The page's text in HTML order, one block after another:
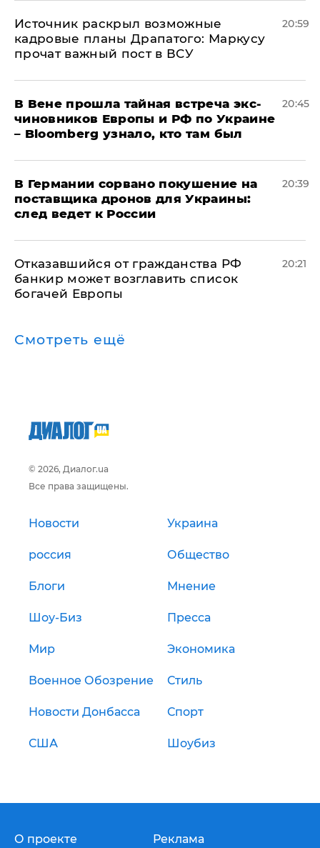
​Источник раскрыл возможные
кадровые планы Драпатого: Маркусу
прочат важный пост в ВСУ
20:59
В Вене прошла тайная встреча экс-
чиновников Европы и РФ по Украине
– Bloomberg узнало, кто там был
20:45
​В Германии сорвано покушение на
поставщика дронов для Украины:
след ведет к России
20:39
Отказавшийся от гражданства РФ
банкир может возглавить список
богачей Европы
20:21
Смотреть ещё
© 2026, Диалог.ua
Все права защищены.
Новости Украина
россия Общество
Блоги Мнение
Шоу-Биз Пресса
Мир Экономика
Военное Обозрение Стиль
Новости Донбасса Спорт
США Шоубиз
О проекте Реклама